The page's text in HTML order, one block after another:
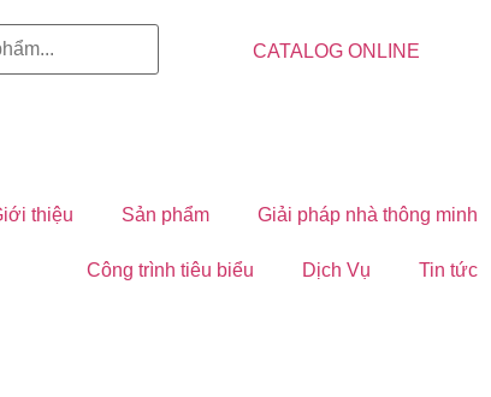
CATALOG ONLINE
thiệu Sản phẩm Giải pháp nhà thông minh
Công trình tiêu biểu Dịch Vụ Tin tức